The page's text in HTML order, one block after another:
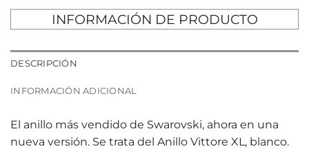
INFORMACIÓN DE PRODUCTO
DESCRIPCIÓN
INFORMACIÓN ADICIONAL
El anillo más vendido de Swarovski, ahora en una
nueva versión. Se trata del Anillo Vittore XL, blanco.